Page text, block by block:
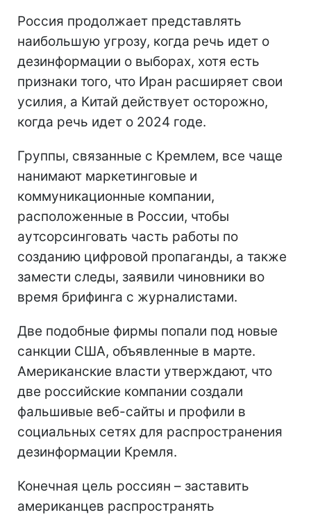
Россия продолжает представлять
наибольшую угрозу, когда речь идет о
дезинформации о выборах, хотя есть
признаки того, что Иран расширяет свои
усилия, а Китай действует осторожно,
когда речь идет о 2024 годе.
Группы, связанные с Кремлем, все чаще
нанимают маркетинговые и
коммуникационные компании,
расположенные в России, чтобы
аутсорсинговать часть работы по
созданию цифровой пропаганды, а также
замести следы, заявили чиновники во
время брифинга с журналистами.
Две подобные фирмы попали под новые
санкции США, объявленные в марте.
Американские власти утверждают, что
две российские компании создали
фальшивые веб-сайты и профили в
социальных сетях для распространения
дезинформации Кремля.
Конечная цель россиян – заставить
американцев распространять